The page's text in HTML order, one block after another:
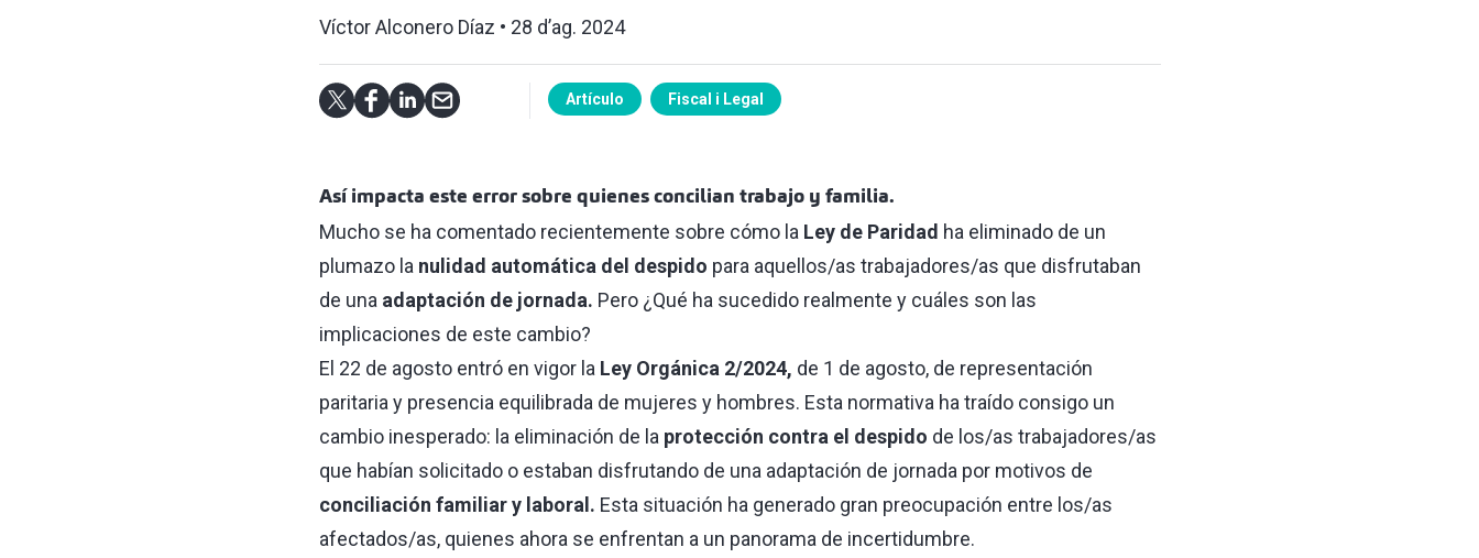
Víctor Alconero Díaz 28 d’ag. 2024
Artículo Fiscal i Legal
Así impacta este error sobre quienes concilian trabajo y familia.
Mucho se ha comentado recientemente sobre cómo la Ley de Paridad ha eliminado de un
plumazo la nulidad automática del despido para aquellos/as trabajadores/as que disfrutaban
de una adaptación de jornada. Pero ¿Qué ha sucedido realmente y cuáles son las
implicaciones de este cambio?
El 22 de agosto entró en vigor la Ley Orgánica 2/2024, de 1 de agosto, de representación
paritaria y presencia equilibrada de mujeres y hombres. Esta normativa ha traído consigo un
cambio inesperado: la eliminación de la protección contra el despido de los/as trabajadores/as
que habían solicitado o estaban disfrutando de una adaptación de jornada por motivos de
conciliación familiar y laboral. Esta situación ha generado gran preocupación entre los/as
afectados/as, quienes ahora se enfrentan a un panorama de incertidumbre.